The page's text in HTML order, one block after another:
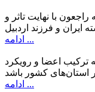
راجعون با نهایت تاثر و
ادامه ...
ترکیب اعضا و رویکرد
ادامه ...